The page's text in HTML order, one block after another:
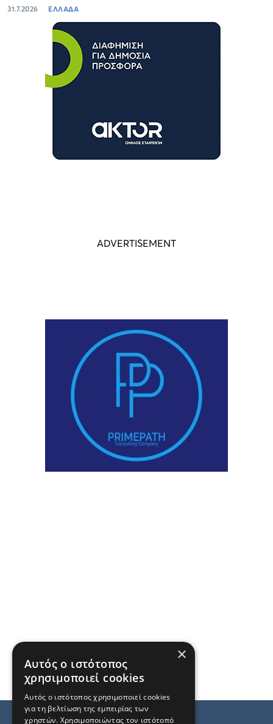
31.7.2026 ΕΛΛΑΔΑ
×
Αυτός ο ιστότοπος
χρησιμοποιεί cookies
Αυτός ο ιστότοπος χρησιμοποιεί cookies
για τη βελτίωση της εμπειρίας των
χρηστών. Χρησιμοποιώντας τον ιστότοπό